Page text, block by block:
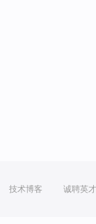
技术博客 诚聘英才